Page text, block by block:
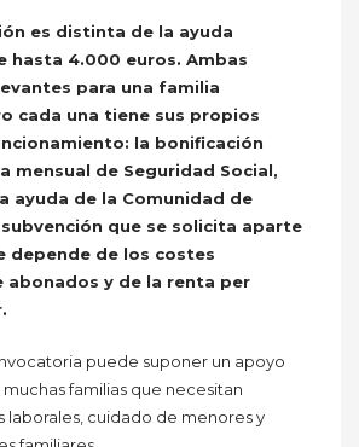
es distinta de la ayuda
hasta 4.000 euros. Ambas
para una familia
cada una tiene sus propios
la bonificación
mensual de Seguridad Social,
ayuda de la Comunidad de
que se solicita aparte
depende de los costes
abonados y de la renta per
puede suponer un apoyo
familias que necesitan
laborales, cuidado de menores y